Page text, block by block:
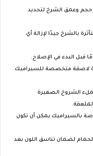
حجم وعمق الشرخ لتحديد
بالشرخ جيدًا لإزالة أي
قبل البدء في الإصلاح.
لاصقة متخصصة للسيراميك
الشروخ الصغيرة
بالسيراميك يمكن أن تكون
لضمان تناسق اللون بعد